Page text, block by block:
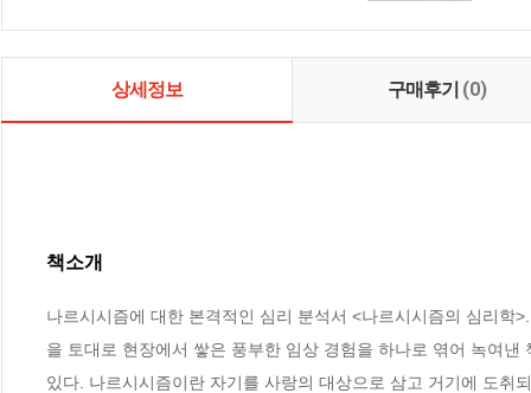
상세정보 구매후기 (0)
책소개
나르시시즘에 대한 본격적인 심리 분석서 <나르시시즘의 심리
을 토대로 현장에서 쌓은 풍부한 임상 경험을 하나로 엮어 녹여
있다. 나르시시즘이란 자기를 사랑의 대상으로 삼고 거기에 도취